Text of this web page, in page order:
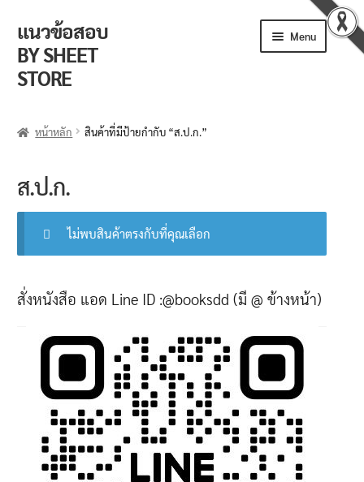
Skip
to
navigation
Skip
to
content
แนวข้อสอบ
BY SHEET
STORE
Menu
วิธีการสั่งซื้อ
แจ้งชำระเงิน
ข่าวเปิดสอบงานราชการ
นโยบายคืนสินค้าและการจัดส่ง​
คำถามที่พบบ่อย
หน้าหลัก สินค้าที่มีป้ายกำกับ “ส.ป.ก.”
ส.ป.ก.
ไม่พบสินค้าตรงกับที่คุณเลือก
สั่งหนังสือ แอด Line ID :@booksdd (มี @ ข้างหน้า)